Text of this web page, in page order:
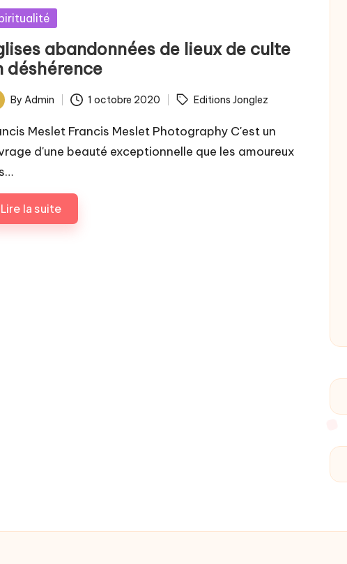
abandonnées de lieux de culte
déshérence
By Admin 1 octobre 2020 Editions Jonglez
Meslet Francis Meslet Photography C'est un
d'une beauté exceptionnelle que les amoureux
Lire la suite